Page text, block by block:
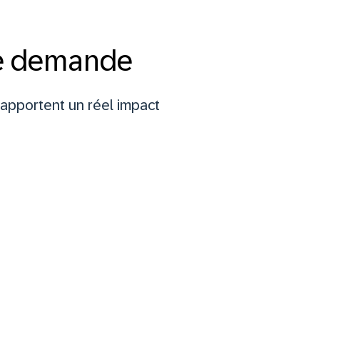
demande
un réel impact